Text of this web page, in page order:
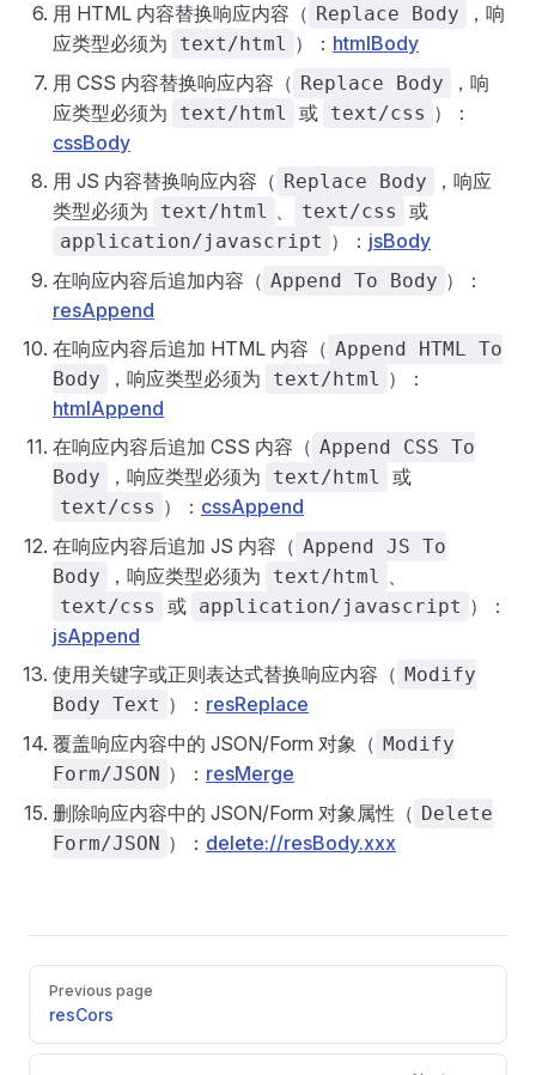
用 HTML 内容替换响应内容（ Replace Body
，响
应类型必须为
text/html ）： htmlBody
用 CSS 内容替换响应内容（ Replace Body
，响
应类型必须为
text/html 或 text/css ）：
cssBody
用 JS 内容替换响应内容（ Replace Body
，响应
类型必须为
text/html 、 text/css 或
application/javascript ）： jsBody
在响应内容后追加内容（ Append To Body ）：
resAppend
在响应内容后追加 HTML 内容（ Append HTML To
Body
，响应类型必须为 text/html ）：
htmlAppend
在响应内容后追加 CSS 内容（ Append CSS To
Body
，响应类型必须为 text/html 或
text/css ）： cssAppend
在响应内容后追加 JS 内容（ Append JS To
Body
，响应类型必须为 text/html 、
text/css 或 application/javascript ）：
jsAppend
使用关键字或正则表达式替换响应内容（ Modify
Body Text ）： resReplace
覆盖响应内容中的 JSON/Form 对象（ Modify
Form/JSON ）： resMerge
删除响应内容中的 JSON/Form 对象属性（ Delete
Form/JSON ）： delete://resBody.xxx
Pager
Previous page
resCors